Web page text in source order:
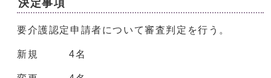
決定事項
要介護認定申請者について審査判定を行う。
新規 4名